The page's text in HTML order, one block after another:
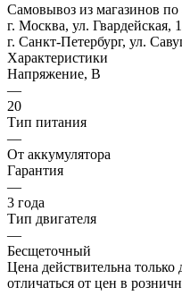
Самовывоз из магазинов по
г. Москва, ул. Гвардейская,
г. Санкт-Петербург, ул.
Характеристики
Напряжение, В
—
20
Тип питания
—
От аккумулятора
Гарантия
—
3 года
Тип двигателя
—
Бесщеточный
Цена действительна
отличаться от цен в